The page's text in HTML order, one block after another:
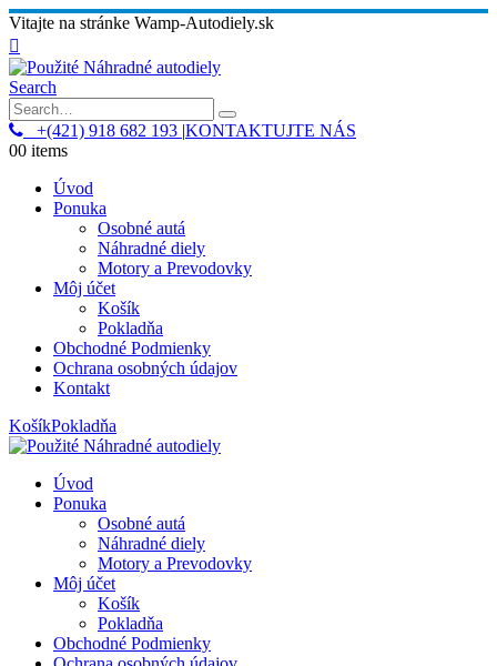
Vitajte na stránke Wamp-Autodiely.sk
Search
+(421) 918 682 193 |KONTAKTUJTE NÁS
00 items
Úvod
Ponuka
Osobné autá
Náhradné diely
Motory a Prevodovky
Môj účet
Košík
Pokladňa
Obchodné Podmienky
Ochrana osobných údajov
Kontakt
KošíkPokladňa
Úvod
Ponuka
Osobné autá
Náhradné diely
Motory a Prevodovky
Môj účet
Košík
Pokladňa
Obchodné Podmienky